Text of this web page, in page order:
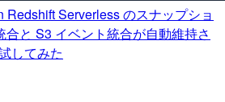
Redshift Serverless のスナップショ
合と S3 イベント統合が自動維持さ
してみた